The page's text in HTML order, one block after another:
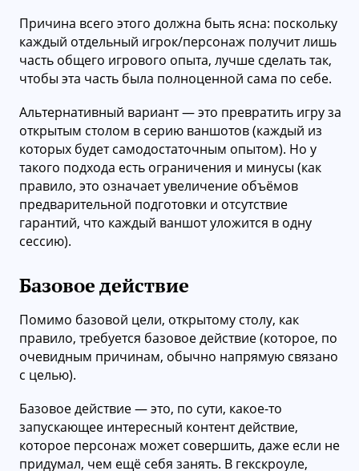
Причина всего этого должна быть ясна: поскольку
каждый отдельный игрок/персонаж получит лишь
часть общего игрового опыта, лучше сделать так,
чтобы эта часть была полноценной сама по себе.
Альтернативный вариант — это превратить игру за
открытым столом в серию ваншотов (каждый из
которых будет самодостаточным опытом). Но у
такого подхода есть ограничения и минусы (как
правило, это означает увеличение объёмов
предварительной подготовки и отсутствие
гарантий, что каждый ваншот уложится в одну
сессию).
Базовое действие
Помимо базовой цели, открытому столу, как
правило, требуется базовое действие (которое, по
очевидным причинам, обычно напрямую связано
с целью).
Базовое действие — это, по сути, какое-то
запускающее интересный контент действие,
которое персонаж может совершить, даже если не
придумал, чем ещё себя занять. В гекскроуле,